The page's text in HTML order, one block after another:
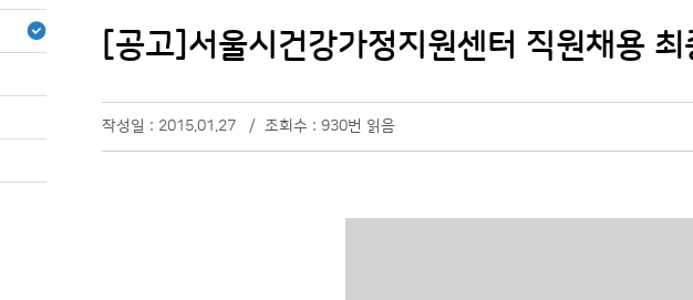
[공고]서울시건강가정지원센터 직원채용
작성일 : 2015.01.27 / 조회수 : 930번 읽음